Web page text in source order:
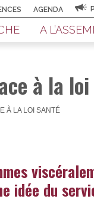
A
AGENDA
à la
À LA LOI SANTÉ
idée du